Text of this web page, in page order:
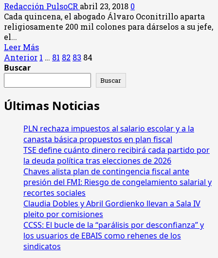
sus
muertos:
la
es
por
social
Redacción PulsoCR abril 23, 2018 0
Cada quincena, el abogado Álvaro Oconitrillo aparta
religiosamente 200 mil colones para dárselos a su jefe,
el...
Leer MásLeer
más
Abelino
el
que
le
cobra
diezmo
a
empleados
legislativos
Paginación
de
entradas
Anterior 1 … 81 82 83 84
Buscar
Buscar
Últimas Noticias
PLN rechaza impuestos al salario escolar y a la
canasta básica propuestos en plan fiscal
TSE define cuánto dinero recibirá cada partido por
la deuda política tras elecciones de 2026
Chaves alista plan de contingencia fiscal ante
presión del FMI: Riesgo de congelamiento salarial y
recortes sociales
Claudia Dobles y Abril Gordienko llevan a Sala IV
pleito por comisiones
CCSS: El bucle de la “parálisis por desconfianza” y
los usuarios de EBAIS como rehenes de los
sindicatos